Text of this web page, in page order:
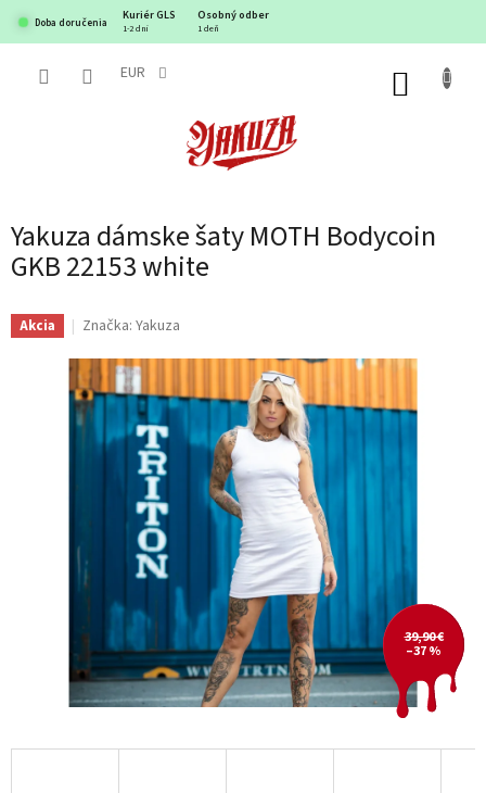
obsah
Doba doručenia
Kuriér GLS Osobný odber
1-2 dni 1 deň
EUR
Yakuza dámske šaty MOTH Bodycoin
GKB 22153 white
Akcia Značka: Yakuza
39,90 €
–37 %